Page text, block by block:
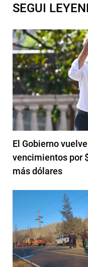
SEGUI
El Gobierno
vencimientos por
más dólares